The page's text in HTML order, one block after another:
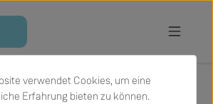
Stühle
verwendet Cookies, um eine
Erfahrung bieten zu können.